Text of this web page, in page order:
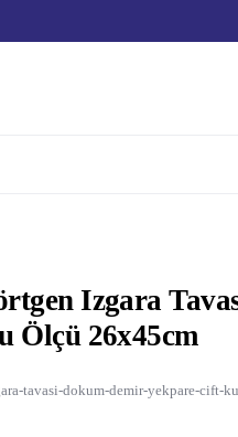
Izgara
Ölçü 26x45cm
tavasi-dokum-demir-yekpare-cift-